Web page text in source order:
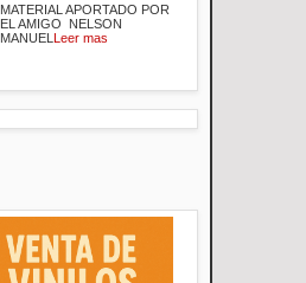
MATERIAL APORTADO POR
EL AMIGO NELSON
MANUEL Leer mas